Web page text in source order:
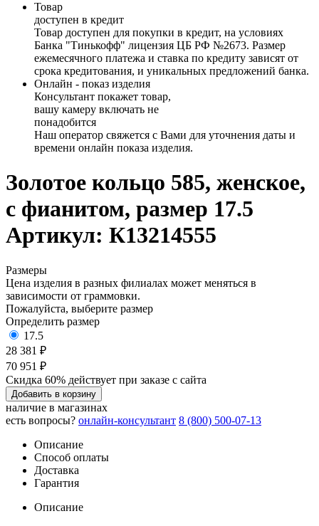
Товар
доступен в кредит
Товар доступен для покупки в кредит, на условиях
Банка "Тинькофф" лицензия ЦБ РФ №2673. Размер
ежемесячного платежа и ставка по кредиту зависят от
срока кредитования, и уникальных предложений банка.
Онлайн - показ изделия
Консультант покажет товар,
вашу камеру включать не
понадобится
Наш оператор свяжется с Вами для уточнения даты и
времени онлайн показа изделия.
Золотое кольцо 585, женское,
с фианитом, размер 17.5
Артикул: К13214555
Размеры
Цена изделия в разных филиалах может меняться в
зависимости от граммовки.
Пожалуйста, выберите размер
Определить размер
17.5
28 381 ₽
70 951 ₽
Скидка 60% действует при заказе с сайта
Добавить в корзину
наличие в магазинах
есть вопросы? онлайн-консультант 8 (800) 500-07-13
Описание
Способ оплаты
Доставка
Гарантия
Описание